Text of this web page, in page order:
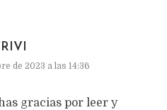
de 2023 a las 14:36
gracias por leer y